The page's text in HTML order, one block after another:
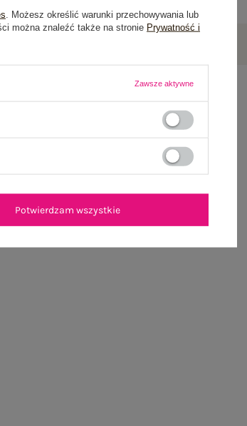
. Możesz określić warunki przechowywania lub
można znaleźć także na stronie Prywatność i
Zawsze aktywne
Potwierdzam wszystkie